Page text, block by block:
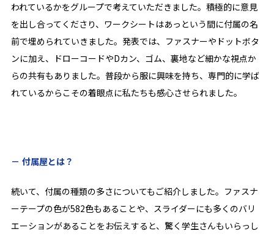
われているかをグループで考えていただきました。積極的に意見
を出し合ってくださり、ワークシートはあっという間に付属の名
前で埋められていきました。発表では、ファスナーやドットボタ
ンに加え、ドローコードやDカン、ゴム、裏地など細かな視点か
らの共有もありました。普段から服に興味を持ち、専門的に学ば
れているからこその着眼点に私たちも感心させられました。
付属屋とは？
続いて、付属の種類の多さについてもご紹介しました。ファスナ
ーテープの色が582色もあることや、スライダーにも多くのバリ
エーションがあることをお伝えすると、驚く学生さんもいらっし